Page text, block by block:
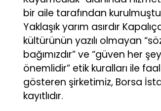
bir aile tarafından
Yaklaşık yarım asırdır
kültürünün yazılı olmayan
bağımızdır” ve “güven her
önemlidir” etik kuralları ile
gösteren şirketimiz, Borsa
kayıtlıdır.